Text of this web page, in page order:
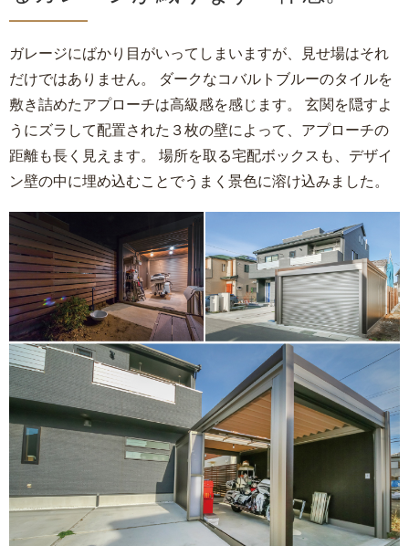
ガレージにばかり目がいってしまいますが、見せ場はそれ
だけではありません。 ダークなコバルトブルーのタイルを
敷き詰めたアプローチは高級感を感じます。 玄関を隠すよ
うにズラして配置された３枚の壁によって、アプローチの
距離も長く見えます。 場所を取る宅配ボックスも、デザイ
ン壁の中に埋め込むことでうまく景色に溶け込みました。